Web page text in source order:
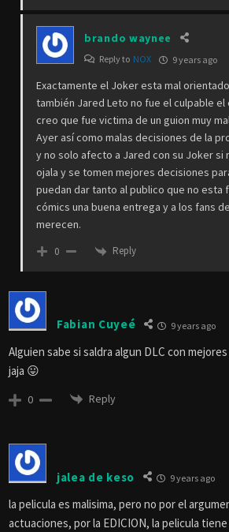
brando waynee
Reply to NOX 9 years ago
Exactamente el Joker esta mal
también Jared Leto no fue el culpable
creo que fue victima de un guion muy
Ayer así como malas decisiones de la
y no solo afecto a Jared con su Joker si
ojala y se tomen mejores decisiones
puedan dar tanto al publico que no esta
cómics una buena entrega y a los fans
merecen.
0 Reply
Fabian Cuyeé 9 years ago
Alguien sabe si saldra algun DLC con
jaja 😛
0 Reply
jalea de keso 9 years ago
la pelicula es malisima, pero no por el
actuaciones, por la EDICION, la pelicula